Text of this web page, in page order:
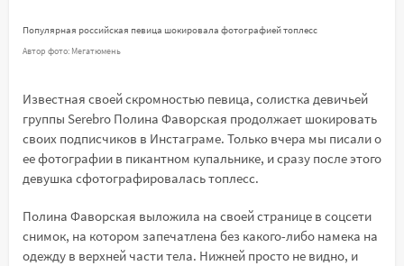
Популярная российская певица шокировала фотографией топлесс
Автор фото: Мегатюмень
Известная своей скромностью певица, солистка девичьей
группы Serebro Полина Фаворская продолжает шокировать
своих подписчиков в Инстаграме. Только вчера мы писали о
ее фотографии в пикантном купальнике, и сразу после этого
девушка сфотографировалась топлесс.
Полина Фаворская выложила на своей странице в соцсети
снимок, на котором запечатлена без какого-либо намека на
одежду в верхней части тела. Нижней просто не видно, и